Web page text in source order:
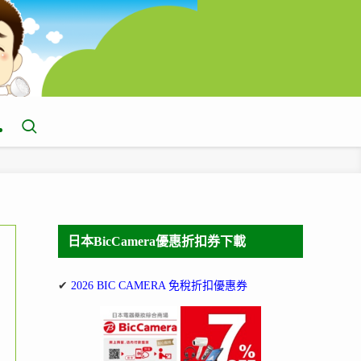
日本BicCamera優惠折扣券下載
✔ 2026 BIC CAMERA 免稅折扣優惠券